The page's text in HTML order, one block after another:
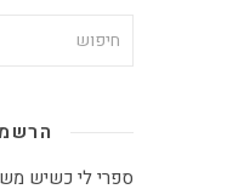
ספרי לי כשיש